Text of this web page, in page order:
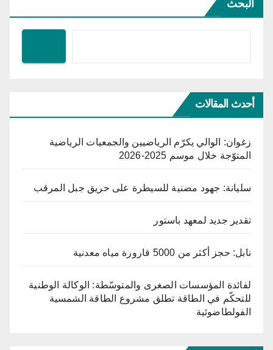
البحث
أحدث المقالات
زغوان: الوالي يكرّم الرياضيين والجمعيات الرياضية
المتوّجة خلال موسم 2025-2026
سليانة: جهود مضنية للسيطرة على حريق جبل المرقب
تقدير جديد لمعهد باستور
نابل: حجز أكثر من 5000 قارورة مياه معدنية
لفائدة المؤسسات الصغرى والمتوسّطة: الوكالة الوطنية
للتحكّم في الطاقة تطلق مشروع الطاقة الشمسية
الفولطاضوئية